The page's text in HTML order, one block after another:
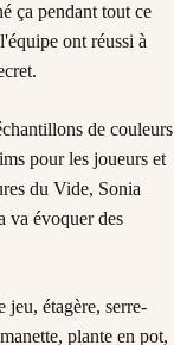
ça pendant tout ce
ont réussi à
de couleurs
pour les joueurs et
du Vide, Sonia
va évoquer des